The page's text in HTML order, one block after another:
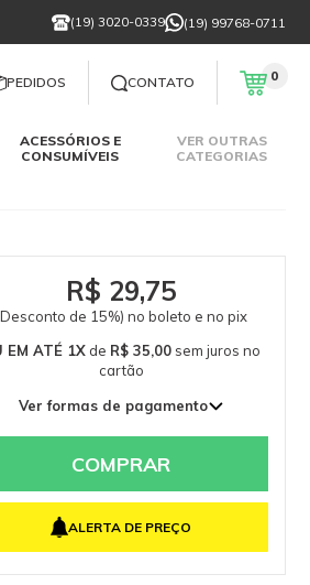
(19) 3020-0339 (19) 99768-0711
PEDIDOS CONTATO 0
ACESSÓRIOS E
CONSUMÍVEIS
VER OUTRAS
CATEGORIAS
R$ 29,75
de 15%) no boleto e no pix
EM ATÉ 1X de R$ 35,00 sem juros no
cartão
Ver formas de pagamento
COMPRAR
ALERTA DE PREÇO